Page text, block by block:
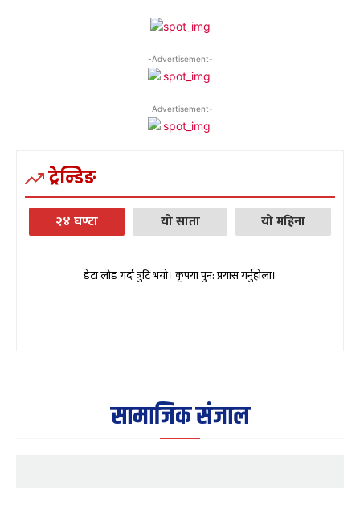
-Advertisement-
-Advertisement-
ट्रेन्डिङ
२४ घण्टा यो साता यो महिना
डेटा लोड गर्दा त्रुटि भयो। कृपया पुन: प्रयास गर्नुहोला।
सामाजिक संजाल